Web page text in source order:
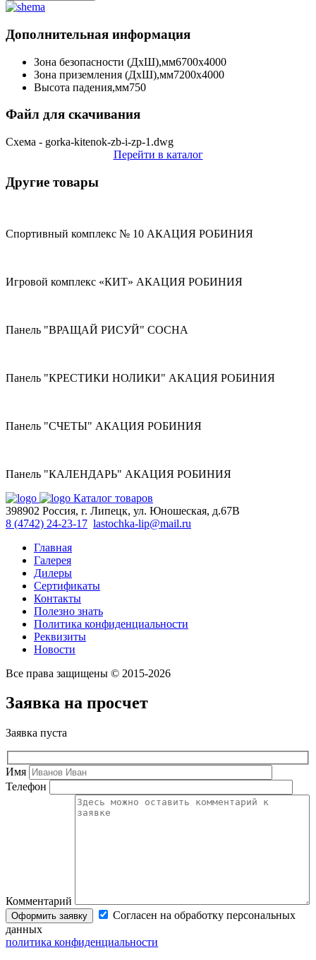
Дополнительная информация
Зона безопасности (ДхШ),мм6700х4000
Зона приземления (ДхШ),мм7200х4000
Высота падения,мм750
Файл для скачивания
Схема - gorka-kitenok-zb-i-zp-1.dwg
Перейти в каталог
Другие товары
Спортивный комплекс № 10 АКАЦИЯ РОБИНИЯ
Игровой комплекс «КИТ» АКАЦИЯ РОБИНИЯ
Панель "ВРАЩАЙ РИСУЙ" СОСНА
Панель "КРЕСТИКИ НОЛИКИ" АКАЦИЯ РОБИНИЯ
Панель "СЧЕТЫ" АКАЦИЯ РОБИНИЯ
Панель "КАЛЕНДАРЬ" АКАЦИЯ РОБИНИЯ
Каталог товаров
398902 Россия, г. Липецк, ул. Юношеская, д.67В
8 (4742) 24-23-17 lastochka-lip@mail.ru
Главная
Галерея
Дилеры
Сертификаты
Контакты
Полезно знать
Политика конфиденциальности
Реквизиты
Новости
Все права защищены © 2015-2026
Заявка на просчет
Заявка пуста
Имя
Телефон
Комментарий
Согласен на обработку персональных
данных
политика конфиденциальности